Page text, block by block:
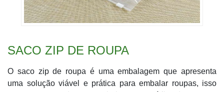
SACO ZIP DE ROUPA
O saco zip de roupa é uma embalagem que apresenta
uma solução viável e prática para embalar roupas, isso